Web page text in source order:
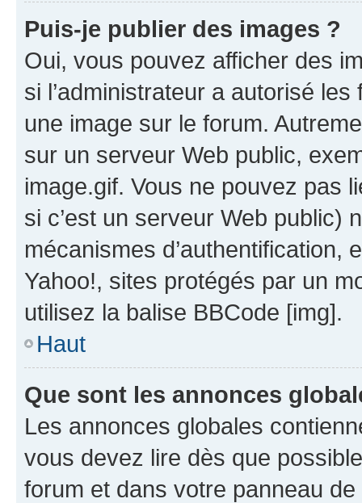
Puis-je publier des images ?
Oui, vous pouvez afficher des
si l’administrateur a autorisé
une image sur le forum.
sur un serveur Web public,
image.gif. Vous ne pouvez pas
si c’est un serveur Web public)
mécanismes d’authentification,
Yahoo!, sites protégés par un
utilisez la balise BBCode [img].
Haut
Que sont les annonces
Les annonces globales
vous devez lire dès que
forum et dans votre panneau